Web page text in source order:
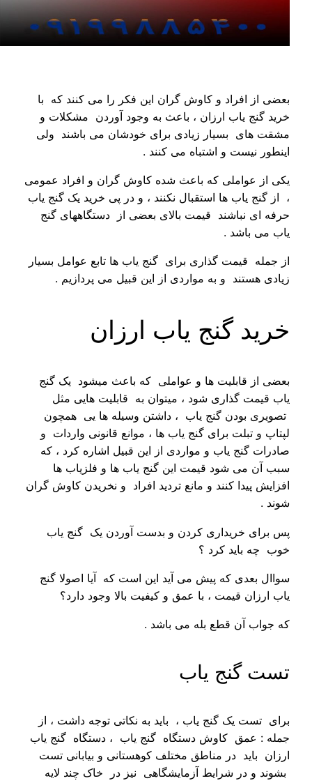
بعضی از افراد و کاوش گران این فکر را می کنند که با
خرید گنج یاب ارزان ، باعث به وجود آوردن مشکلات و
مشقت های بسیار زیادی برای خودشان می باشند ولی
اینطور نیست و اشتباه می کنند .
یکی از عواملی که باعث شده کاوش گران و افراد عمومی
، از گنج یاب ها استقبال نکنند ، و در پی خرید یک گنج یاب
حرفه ای نباشند قیمت بالای بعضی از دستگاههای گنج
یاب می باشد .
از جمله قیمت گذاری برای گنج یاب ها تابع عوامل بسیار
زیادی هستند و به مواردی از این قبیل می پردازیم .
خرید گنج یاب ارزان
بعضی از قابلیت ها و عواملی که باعث میشود یک گنج
یاب قیمت گذاری شود ، میتوان به قابلیت هایی مثل
تصویری بودن گنج یاب ، داشتن وسیله ها یی همچون
لپتاپ و تبلت برای گنج یاب ها ، موانع قانونی واردات و
صادرات گنج یاب و مواردی از این قبیل اشاره کرد ، که
سبب آن می شود قیمت این گنج یاب ها و فلزیاب ها
افزایش پیدا کنند و مانع تردید افراد و نخریدن کاوش گران
شوند .
پس برای خریداری کردن و بدست آوردن یک گنج یاب
خوب چه باید کرد ؟
سواال بعدی که پیش می آید این است که آیا اصولا گنج
یاب ارزان قیمت ، با عمق و کیفیت بالا وجود دارد؟
که جواب آن قطع بله می باشد .
تست گنج یاب
برای تست یک گنج یاب ، باید به نکاتی توجه داشت ، از
جمله : عمق کاوش دستگاه گنج یاب ، دستگاه گنج یاب
ارزان باید در مناطق مختلف کوهستانی و بیابانی تست
بشوند و در شرایط آزمایشگاهی نیز در خاک چند لایه